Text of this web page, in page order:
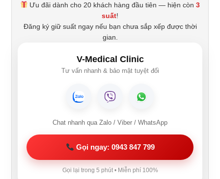
Ưu đãi dành cho 20 khách hàng đầu tiên — hiện còn3
suất!
Đăng ký giữ suất ngay nếu bạn chưa sắp xếp được thời
gian.
V-Medical Clinic
Tư vấn nhanh & bảo mật tuyệt đối
Chat nhanh qua Zalo / Viber / WhatsApp
Gọi ngay: 0943 847 799
Gọi lại trong 5 phút • Miễn phí 100%